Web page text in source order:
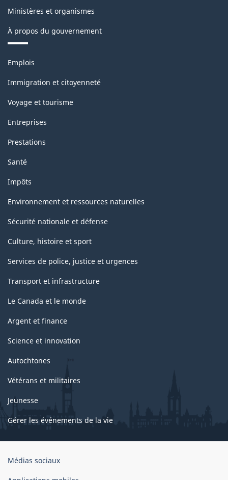
Ministères et organismes
À propos du gouvernement
Thèmes
sujets
Emplois
Immigration et citoyenneté
Voyage et tourisme
Entreprises
Prestations
Santé
Impôts
Environnement et ressources naturelles
Sécurité nationale et défense
Culture, histoire et sport
Services de police, justice et urgences
Transport et infrastructure
Le Canada et le monde
Argent et finance
Science et innovation
Autochtones
Vétérans et militaires
Jeunesse
Gérer les événements de la vie
Organisation
Médias sociaux